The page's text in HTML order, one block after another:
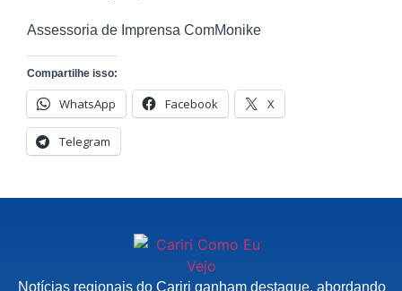
Assessoria de Imprensa ComMonike
Compartilhe isso:
WhatsApp Facebook X
Telegram
Notícias regionais do Cariri ganham destaque, abordando